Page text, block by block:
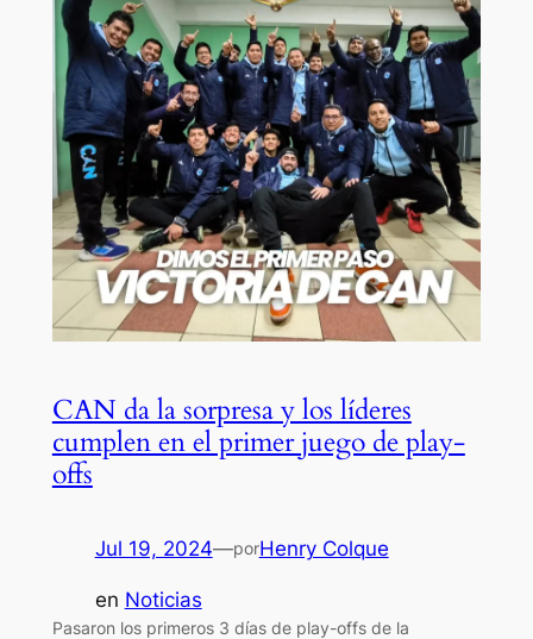
CAN da la sorpresa y los líderes
cumplen en el primer juego de play-
offs
Jul 19, 2024—porHenry Colque
en Noticias
Pasaron los primeros 3 días de play-offs de la